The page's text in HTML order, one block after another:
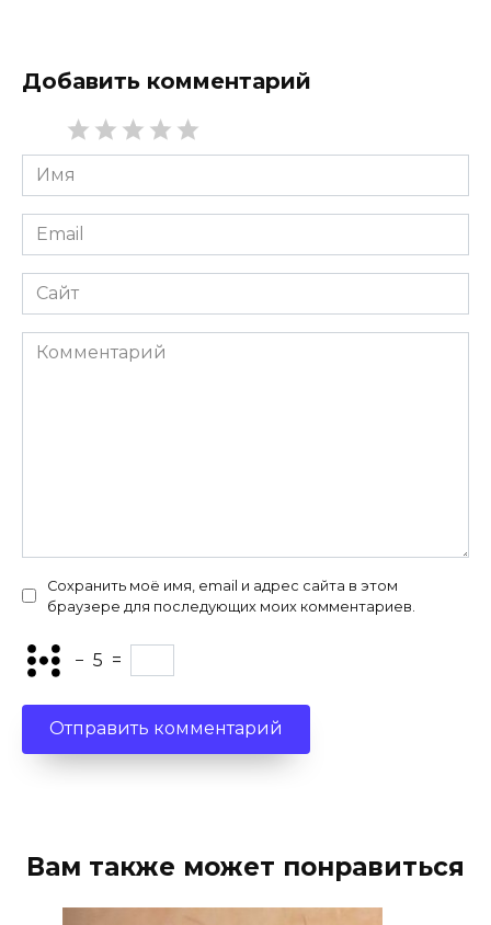
Добавить комментарий
Имя
*
Email
*
Сайт
Комментарий
Сохранить моё имя, email и адрес сайта в этом
браузере для последующих моих комментариев.
− 5 =
Вам также может понравиться